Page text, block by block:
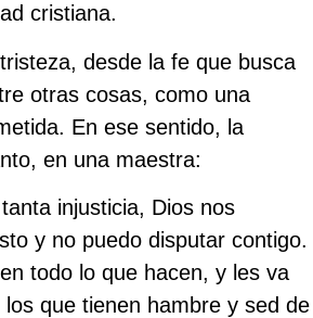
cristiana.
desde la fe que busca
otras cosas, como una
En ese sentido, la
en una maestra:
injusticia, Dios nos
y no puedo disputar contigo.
todo lo que hacen, y les va
que tienen hambre y sed de